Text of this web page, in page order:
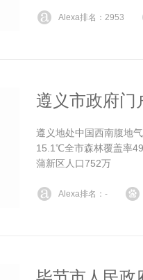
Alexa排名：2953
遵义市政府门
遵义地处中国西南腹地
15.1℃全市森林覆盖率
蒲新区人口752万
Alexa排名：-